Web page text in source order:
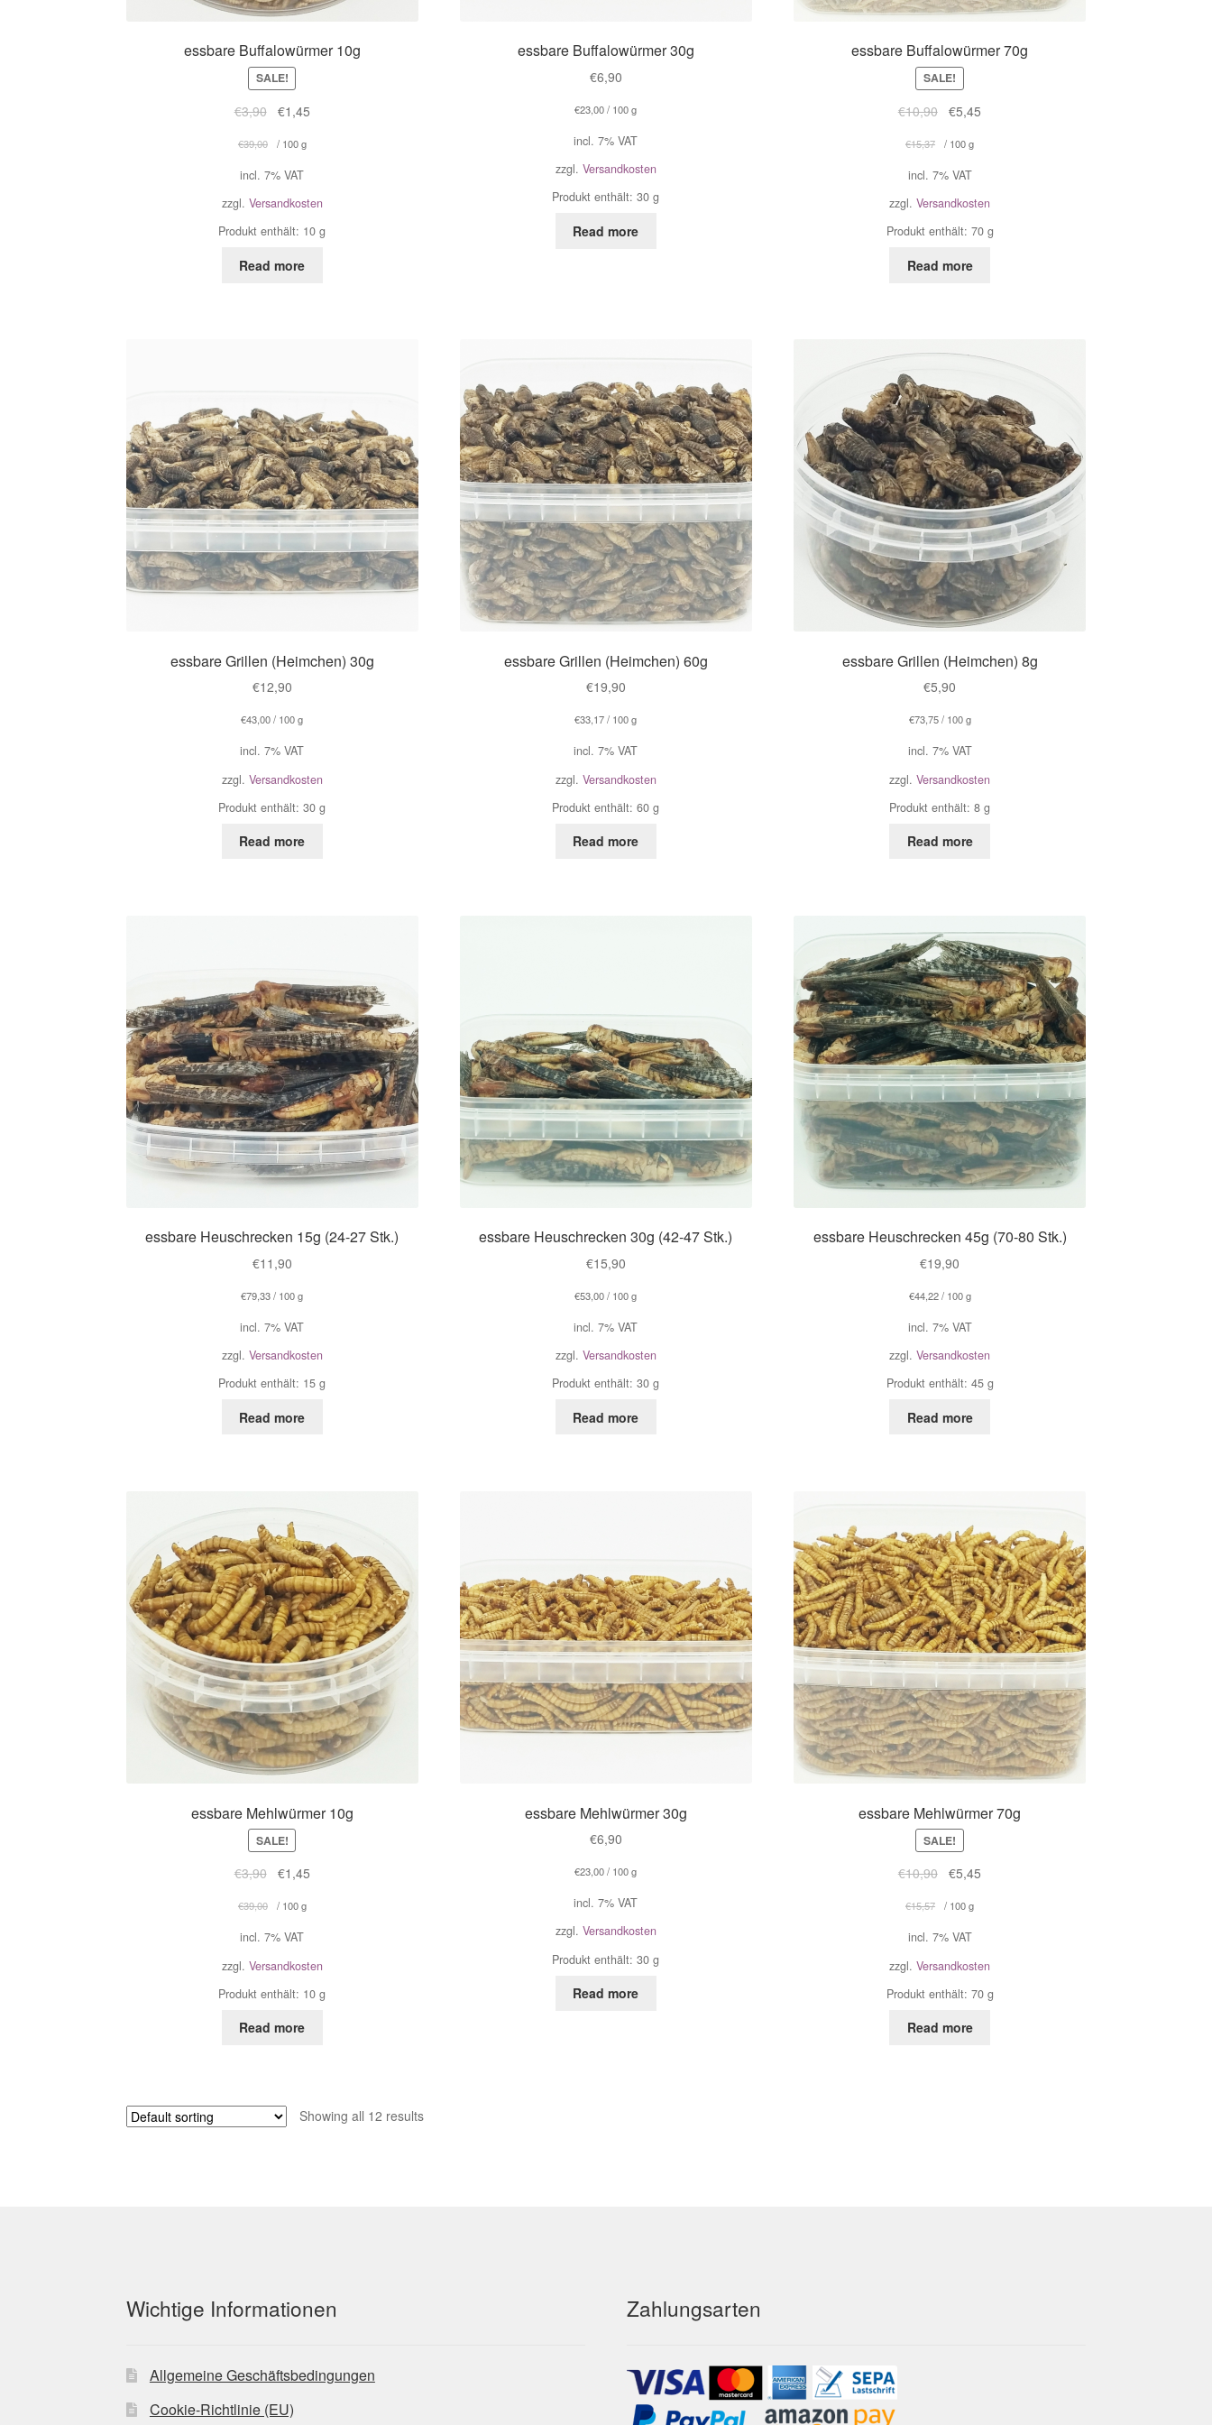
essbare Buffalowürmer 10g
SALE!
€3,90 €1,45
€39,00 / 100g
incl. 7% VAT
zzgl. Versandkosten
Produkt enthält: 10g
Read more
essbare Buffalowürmer 30g
€6,90
€23,00/ 100 g
incl. 7% VAT
zzgl. Versandkosten
Produkt enthält: 30g
Read more
essbare Buffalowürmer 70g
SALE!
€10,90 €5,45
€15,37 / 100g
incl. 7% VAT
zzgl.Versandkosten
Produkt enthält: 70 g
Read more
essbare Grillen (Heimchen) 30g
€12,90
€43,00/ 100 g
incl. 7% VAT
zzgl. Versandkosten
Produkt enthält: 30g
Read more
essbare Grillen (Heimchen) 60g
€19,90
€33,17/ 100 g
incl. 7% VAT
zzgl. Versandkosten
Produkt enthält: 60g
Read more
essbare Grillen (Heimchen) 8g
€5,90
€73,75/ 100 g
incl. 7% VAT
zzgl.Versandkosten
Produkt enthält: 8g
Read more
essbare Heuschrecken 15g (24-27 Stk.)
€11,90
€79,33/ 100 g
incl. 7% VAT
zzgl. Versandkosten
Produkt enthält: 15g
Read more
essbare Heuschrecken 30g (42-47 Stk.)
€15,90
€53,00/ 100 g
incl. 7% VAT
zzgl. Versandkosten
Produkt enthält: 30g
Read more
essbare Heuschrecken 45g (70-80 Stk.)
€19,90
€44,22/ 100 g
incl. 7% VAT
zzgl.Versandkosten
Produkt enthält: 45 g
Read more
essbare Mehlwürmer 10g
SALE!
€3,90 €1,45
€39,00 / 100g
incl. 7% VAT
zzgl. Versandkosten
Produkt enthält: 10g
Read more
essbare Mehlwürmer 30g
€6,90
€23,00/ 100 g
incl. 7% VAT
zzgl. Versandkosten
Produkt enthält: 30g
Read more
essbare Mehlwürmer 70g
SALE!
€10,90 €5,45
€15,57 / 100g
incl. 7% VAT
zzgl.Versandkosten
Produkt enthält: 70 g
Read more
Showing all 12 results
Wichtige Informationen
Allgemeine Geschäftsbedingungen
Cookie-Richtlinie (EU)
Zahlungsarten